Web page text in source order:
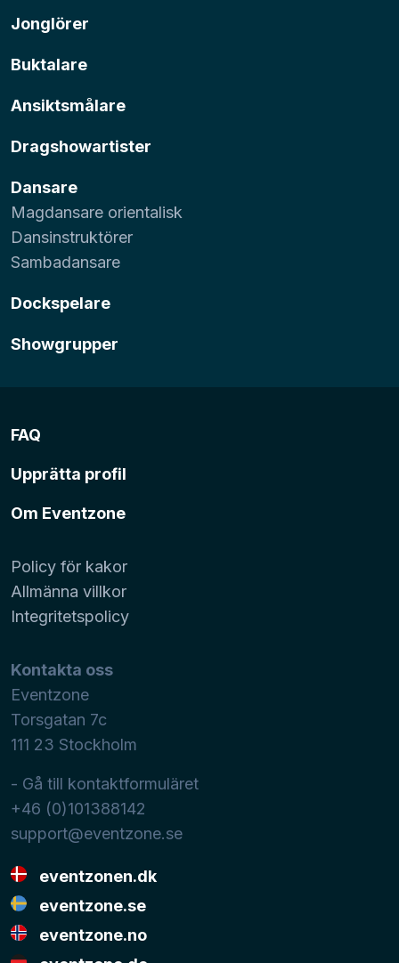
Jonglörer
Buktalare
Ansiktsmålare
Dragshowartister
Dansare
Magdansare orientalisk
Dansinstruktörer
Sambadansare
Dockspelare
Showgrupper
FAQ
Upprätta profil
Om Eventzone
Policy för kakor
Allmänna villkor
Integritetspolicy
Kontakta oss
Eventzone
Torsgatan 7c
111 23 Stockholm
- Gå till kontaktformuläret
+46 (0)101388142
support@eventzone.se
eventzonen.dk
eventzone.se
eventzone.no